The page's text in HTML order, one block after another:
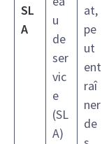
SL
A
u
de
ser
vic
e
(SL
A)
at,
pe
ut
ent
raî
ner
de